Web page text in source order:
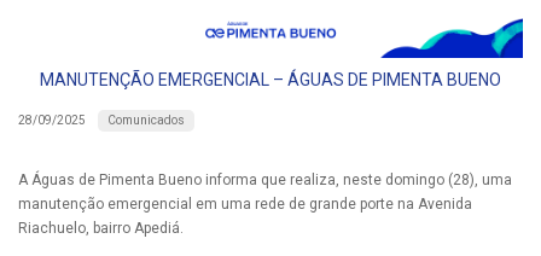
MANUTENÇÃO EMERGENCIAL – ÁGUAS DE PIMENTA BUENO
28/09/2025 Comunicados
A Águas de Pimenta Bueno informa que realiza, neste domingo (28), uma
manutenção emergencial em uma rede de grande porte na Avenida
Riachuelo, bairro Apediá.